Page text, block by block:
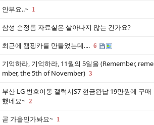
안부요..~ 1
삼성 순정롬 자료실은 살아나지 않는 건가요?
최근에 캠핑카를 만들었는데.... 6
기억하라, 기억하라, 11월의 5일을 (Remember, reme
mber, the 5th of November) 3
부산 LG 번호이동 갤럭시S7 현금완납 19만원에 구매
했네요~ 2
곧 가을인가봐요~ 1